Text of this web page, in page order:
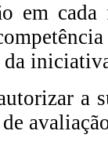
em cada
da
a